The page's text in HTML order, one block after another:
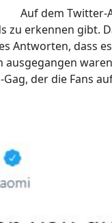
Auf dem Twitter-
zu erkennen gibt.
Antworten, dass
ausgegangen
der die Fans